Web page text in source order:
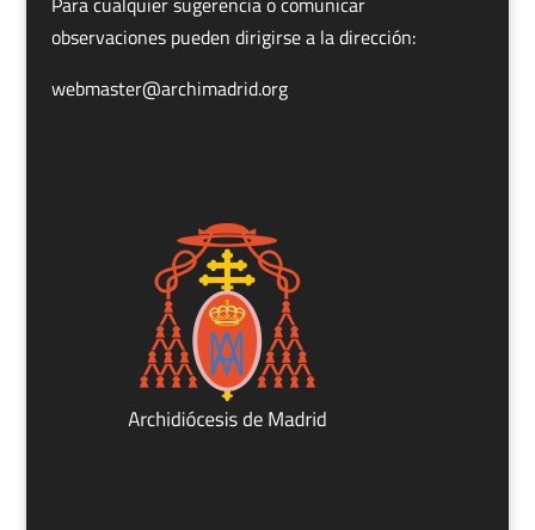
observaciones pueden dirigirse a la dirección:
webmaster@archimadrid.org